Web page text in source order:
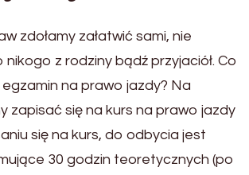
zdołamy załatwić sami, nie
z rodziny bądź przyjaciół. Co
na prawo jazdy? Na
zapisać się na kurs na prawo jazdy
się na kurs, do odbycia jest
30 godzin teoretycznych (po